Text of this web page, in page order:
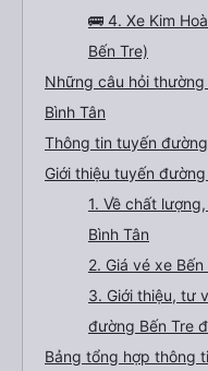
🚌 4. Xe Kim
Bến Tre)
Những câu hỏi
Bình Tân
Thông tin tuyến đường
Giới thiệu tuyến
1. Về chất
Bình Tân
2. Giá vé xe
3. Giới thiệu, tư
đường Bến Tre
Bảng tổng hợp thông